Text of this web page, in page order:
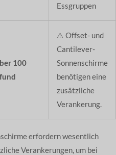
Essgruppen
100
⚠️ Offset- und
Cantilever-
Sonnenschirme
benötigen eine
zusätzliche
Verankerung.
erfordern wesentlich
Verankerungen, um bei